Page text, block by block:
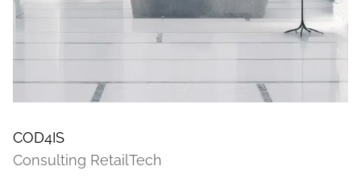
COD4IS
Consulting RetailTech